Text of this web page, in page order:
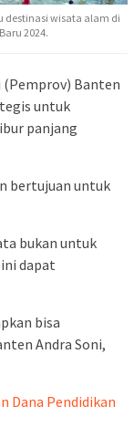
destinasi wisata alam di
2024.
Banten
untuk
panjang
bertujuan untuk
bukan untuk
dapat
bisa
Andra Soni,
Dana Pendidikan